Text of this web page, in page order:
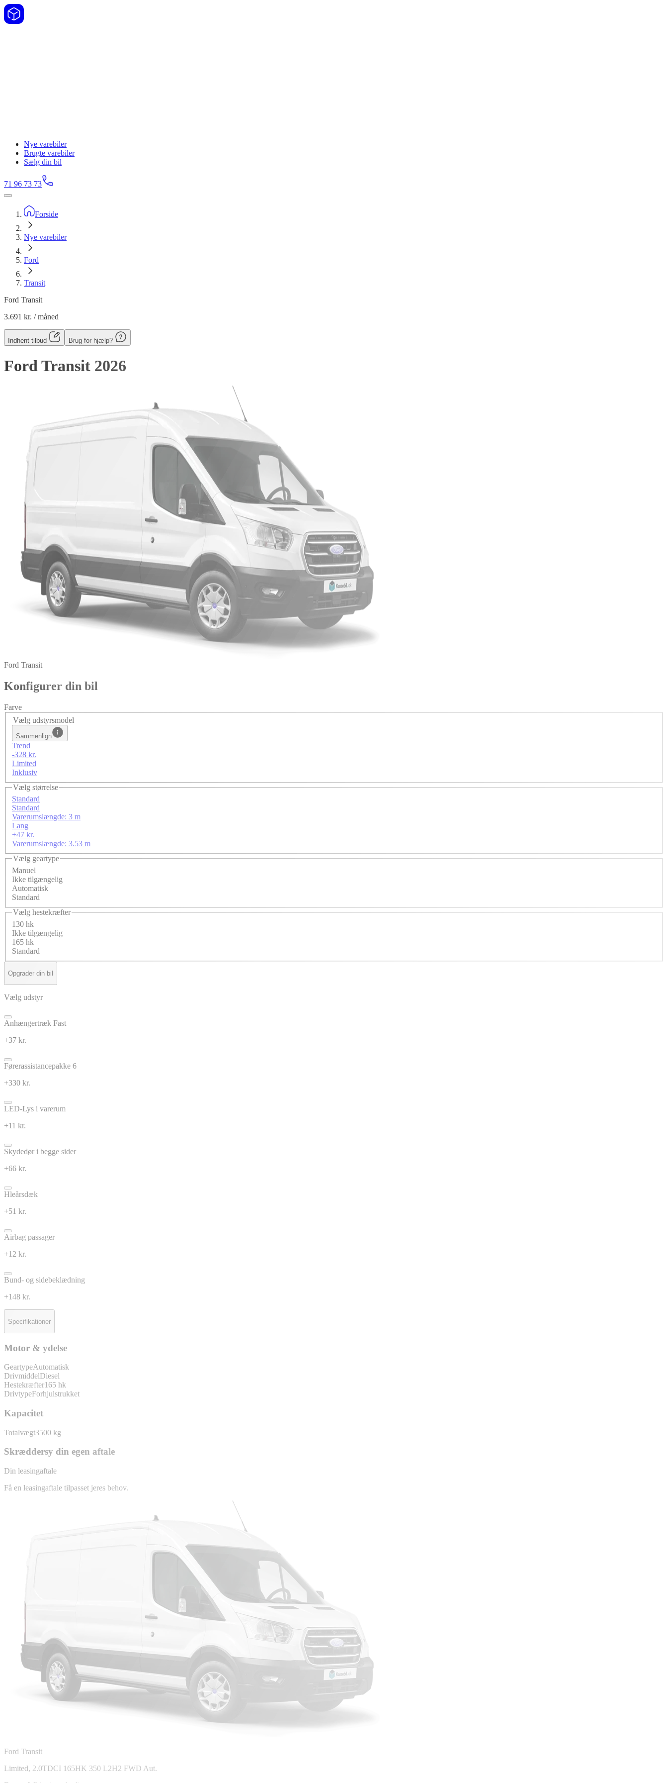
Nye varebiler
Brugte varebiler
Sælg din bil
71 96 73 73
Forside
Nye varebiler
Ford
Transit
Ford Transit
3.691 kr. / måned
Indhent tilbud Brug for hjælp?
Ford Transit 2026
Ford Transit
Konfigurer din bil
Farve
Vælg udstyrsmodel
Sammenlign
Trend
-328 kr.
Limited
Inklusiv
Vælg størrelse
Standard
Standard
Varerumslængde: 3 m
Lang
+47 kr.
Varerumslængde: 3.53 m
Vælg geartype
Manuel
Ikke tilgængelig
Automatisk
Standard
Vælg hestekræfter
130 hk
Ikke tilgængelig
165 hk
Standard
Opgrader din bil
Vælg udstyr
Anhængertræk Fast
+37 kr.
Førerassistancepakke 6
+330 kr.
LED-Lys i varerum
+11 kr.
Skydedør i begge sider
+66 kr.
Hleårsdæk
+51 kr.
Airbag passager
+12 kr.
Bund- og sidebeklædning
+148 kr.
Specifikationer
Motor & ydelse
GeartypeAutomatisk
DrivmiddelDiesel
Hestekræfter165 hk
DrivtypeForhjulstrukket
Kapacitet
Totalvægt3500 kg
Skræddersy din egen aftale
Din leasingaftale
Få en leasingaftale tilpasset jeres behov.
Ford Transit
Limited, 2.0TDCI 165HK 350 L2H2 FWD Aut.